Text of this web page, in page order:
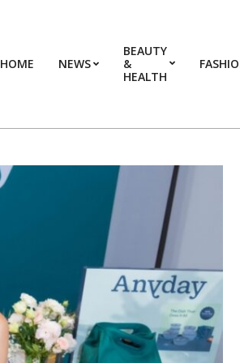
HOME NEWS
BEAUTY
&
HEALTH